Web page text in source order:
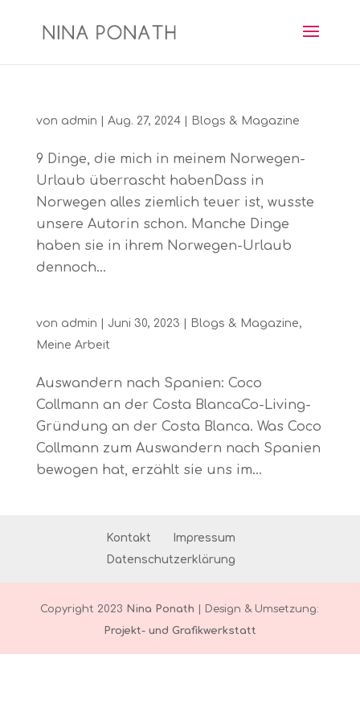
von admin Aug. 27, 2024| Blogs & Magazine
9 Dinge, die mich in meinem Norwegen-
Urlaub überrascht habenDass in
Norwegen alles ziemlich teuer ist, wusste
unsere Autorin schon. Manche Dinge
haben sie in ihrem Norwegen-Urlaub
dennoch...
von admin Juni 30, 2023 Blogs & Magazine,
Meine Arbeit
Auswandern nach Spanien: Coco
Collmann an der Costa BlancaCo-Living-
Gründung an der Costa Blanca. Was Coco
Collmann zum Auswandern nach Spanien
bewogen hat, erzählt sie uns im...
Kontakt
Impressum
Datenschutzerklärung
Copyright 2023 Nina Ponath
| Design & Umsetzung:
Projekt- und Grafikwerkstatt